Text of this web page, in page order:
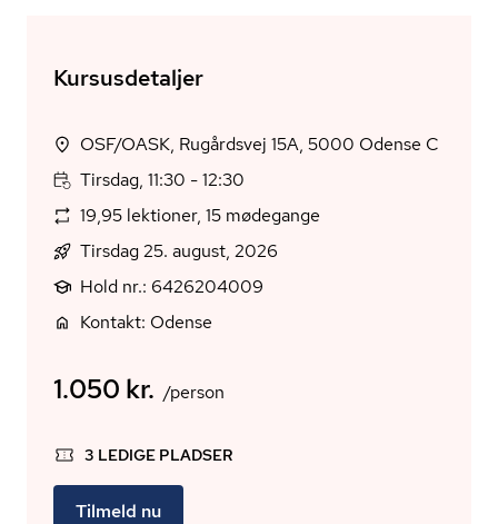
Kursusdetaljer
OSF/OASK, Rugårdsvej 15A, 5000 Odense C
Tirsdag, 11:30 - 12:30
19,95 lektioner, 15 mødegange
Tirsdag 25. august, 2026
Hold nr.: 6426204009
Kontakt: Odense
1.050 kr. /person
3 LEDIGE PLADSER
Tilmeld nu